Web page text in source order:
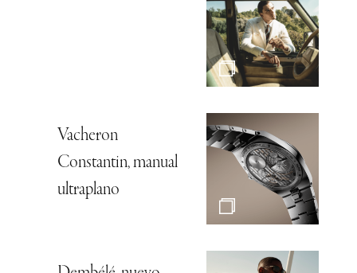
Vacheron
Constantin, manual
ultraplano